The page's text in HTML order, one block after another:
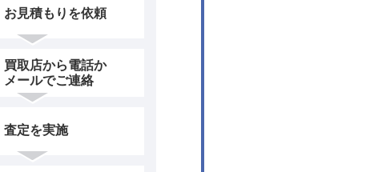
お見積もりを依頼
買取店から電話か
メールでご連絡
査定を実施